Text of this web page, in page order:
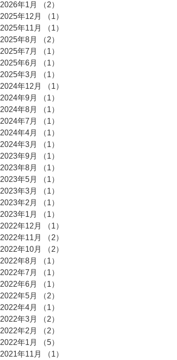
2026年1月
（2）
2025年12月
（1）
2025年11月
（1）
2025年8月
（2）
2025年7月
（1）
2025年6月
（1）
2025年3月
（1）
2024年12月
（1）
2024年9月
（1）
2024年8月
（1）
2024年7月
（1）
2024年4月
（1）
2024年3月
（1）
2023年9月
（1）
2023年8月
（1）
2023年5月
（1）
2023年3月
（1）
2023年2月
（1）
2023年1月
（1）
2022年12月
（1）
2022年11月
（2）
2022年10月
（2）
2022年8月
（1）
2022年7月
（1）
2022年6月
（1）
2022年5月
（2）
2022年4月
（1）
2022年3月
（2）
2022年2月
（2）
2022年1月
（5）
2021年11月
（1）